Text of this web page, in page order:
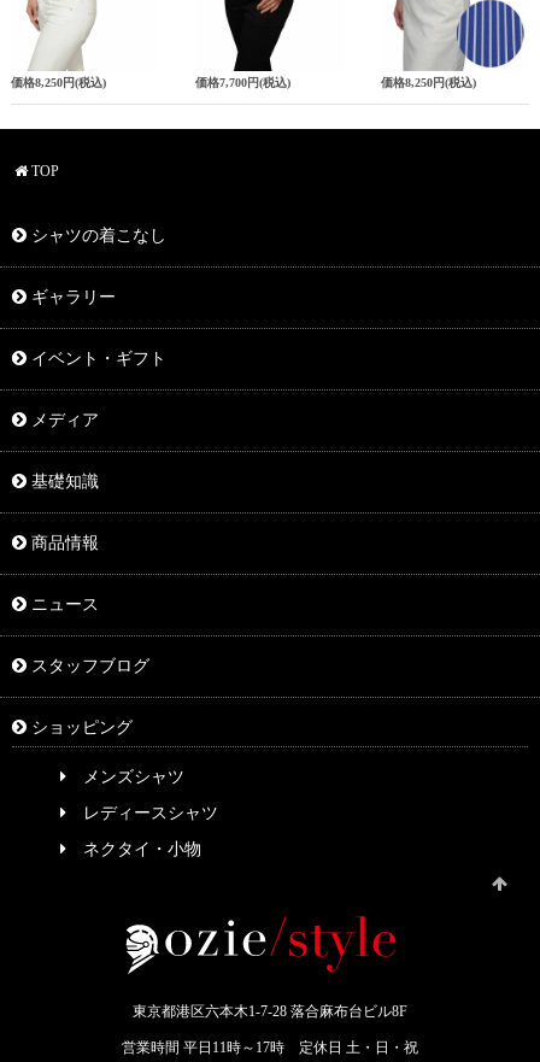
価格8,250円(税込) 価格7,700円(税込) 価格8,250円(税込)
TOP
シャツの着こなし
ギャラリー
イベント・ギフト
メディア
基礎知識
商品情報
ニュース
スタッフブログ
ショッピング
メンズシャツ
レディースシャツ
ネクタイ・小物
東京都港区六本木1-7-28 落合麻布台ビル8F
営業時間 平日11時～17時 定休日 土・日・祝